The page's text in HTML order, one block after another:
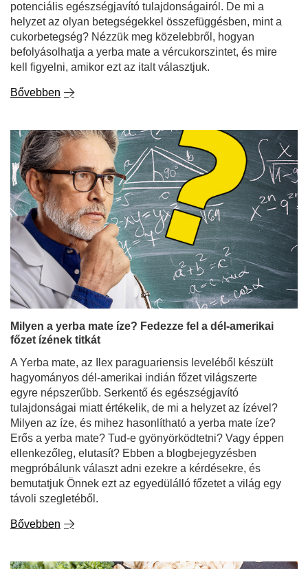
potenciális egészségjavító tulajdonságairól. De mi a
helyzet az olyan betegségekkel összefüggésben, mint a
cukorbetegség? Nézzük meg közelebbről, hogyan
befolyásolhatja a yerba mate a vércukorszintet, és mire
kell figyelni, amikor ezt az italt választjuk.
Bővebben
Milyen a yerba mate íze? Fedezze fel a dél-amerikai
főzet ízének titkát
A Yerba mate, az Ilex paraguariensis leveléből készült
hagyományos dél-amerikai indián főzet világszerte
egyre népszerűbb. Serkentő és egészségjavító
tulajdonságai miatt értékelik, de mi a helyzet az ízével?
Milyen az íze, és mihez hasonlítható a yerba mate íze?
Erős a yerba mate? Tud-e gyönyörködtetni? Vagy éppen
ellenkezőleg, elutasít? Ebben a blogbejegyzésben
megpróbálunk választ adni ezekre a kérdésekre, és
bemutatjuk Önnek ezt az egyedülálló főzetet a világ egy
távoli szegletéből.
Bővebben